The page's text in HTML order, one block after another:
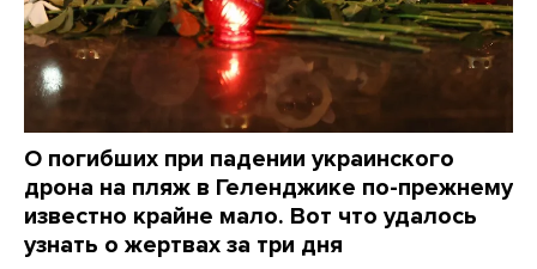
О погибших при падении украинского
дрона на пляж в Геленджике по-прежнему
известно крайне мало. Вот что удалось
узнать о жертвах за три дня